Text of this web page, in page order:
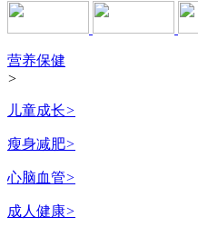
营养保健
>
儿童成长>
瘦身减肥>
心脑血管>
成人健康>